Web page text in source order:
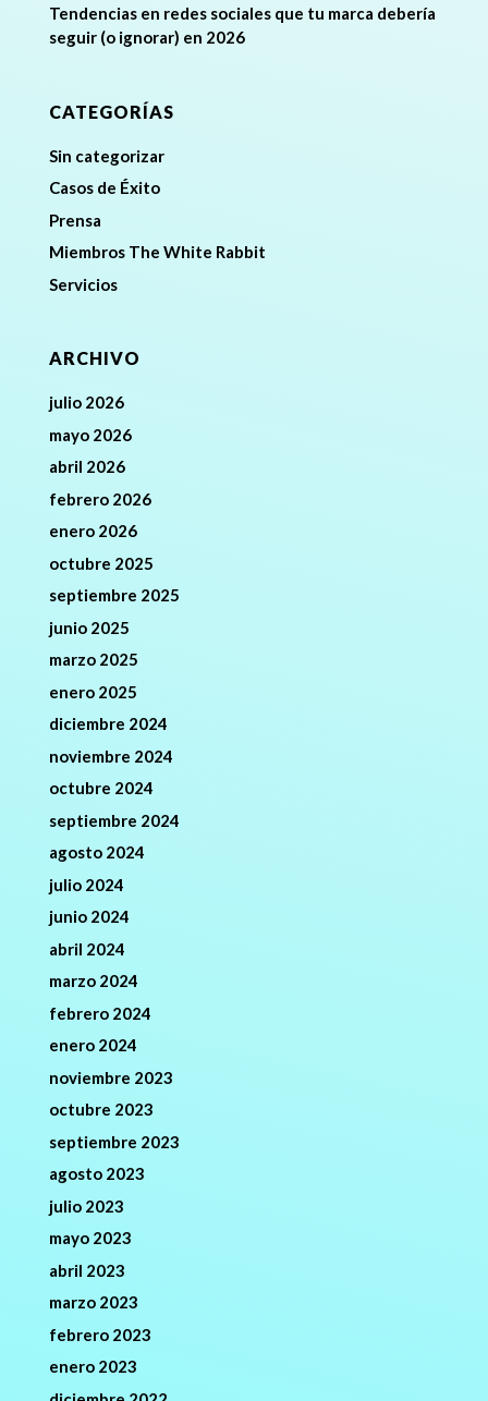
Tendencias en redes sociales que tu marca debería
seguir (o ignorar) en 2026
CATEGORÍAS
Sin categorizar
Casos de Éxito
Prensa
Miembros The White Rabbit
Servicios
ARCHIVO
julio 2026
mayo 2026
abril 2026
febrero 2026
enero 2026
octubre 2025
septiembre 2025
junio 2025
marzo 2025
enero 2025
diciembre 2024
noviembre 2024
octubre 2024
septiembre 2024
agosto 2024
julio 2024
junio 2024
abril 2024
marzo 2024
febrero 2024
enero 2024
noviembre 2023
octubre 2023
septiembre 2023
agosto 2023
julio 2023
mayo 2023
abril 2023
marzo 2023
febrero 2023
enero 2023